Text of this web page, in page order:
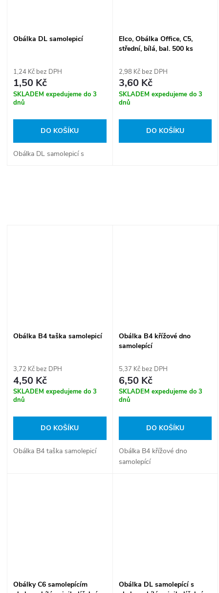
Obálka DL samolepicí
1,24 Kč bez DPH
1,50 Kč
SKLADEM expedujeme do 3
dnů
DO KOŠÍKU
Obálka DL samolepicí s
Elco, Obálka Office, C5,
střední, bílá, bal. 500 ks
2,98 Kč bez DPH
3,60 Kč
SKLADEM expedujeme do 3
dnů
DO KOŠÍKU
Obálka B4 taška samolepicí
3,72 Kč bez DPH
4,50 Kč
SKLADEM expedujeme do 3
dnů
DO KOŠÍKU
Obálka B4 taška samolepicí
Obálka B4 křížové dno
samolepící
5,37 Kč bez DPH
6,50 Kč
SKLADEM expedujeme do 3
dnů
DO KOŠÍKU
Obálka B4 křížové dno
samolepící
Obálky C6 samolepícím
Obálka DL samolepící s